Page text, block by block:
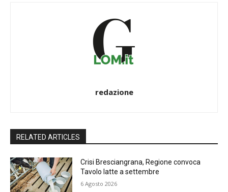
redazione
RELATED ARTICLES
Crisi Bresciangrana, Regione convoca
Tavolo latte a settembre
6 Agosto 2026